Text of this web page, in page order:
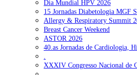
MAIS LIDAS
Enfermagem Forense. “Da
202 visualizações
Dia Mundial HPV 2026
15 Jornadas Diabetologia MGF
Allergy & Respiratory Summit
Breast Cancer Weekend
ASTOR 2026
40.as Jornadas de Cardiologia,
.
XXXIV Congresso Nacional de